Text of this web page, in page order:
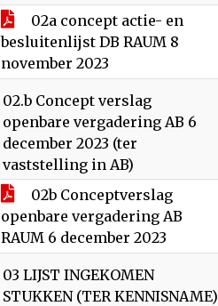
02a concept actie- en
besluitenlijst DB RAUM 8
november 2023
02.b Concept verslag
openbare vergadering AB 6
december 2023 (ter
vaststelling in AB)
02b Conceptverslag
openbare vergadering AB
RAUM 6 december 2023
03 LIJST INGEKOMEN
STUKKEN (TER KENNISNAME)